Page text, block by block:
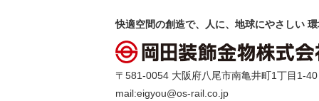
快適空間の創造で、人に、地球にやさしい
〒581-0054 大阪府八尾市南亀井町1丁目1-
mail:eigyou@os-rail.co.jp